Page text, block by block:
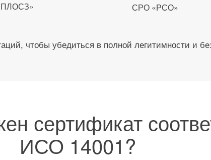
СРО «РСО»
чтобы убедиться в полной легитимности и
сертификат
ИСО 14001?